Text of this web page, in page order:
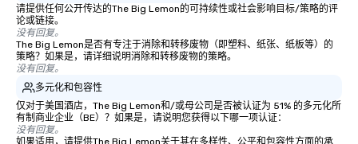
请提供任何公开传达的The Big Lemon的可持续性或社会影响目标/策略的评
论或链接。
没有回复。
The Big Lemon是否有专注于消除和转移废物（即塑料、纸张、纸板等）的
策略？如果是，请详细说明消除和转移废物的策略。
没有回复。
多元化和包容性
仅对于美国酒店，The Big Lemon和/或母公司是否被认证为 51% 的多元化所
有制商业企业（BE）？如果是，请说明您获得以下哪一项认证：
没有回复。
如果适用，请提供The Big Lemon关于其在多样性、公平和包容性方面的承